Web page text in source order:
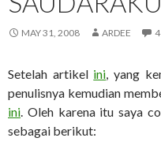
MAY 31, 2008 ARDEE
Setelah artikel ini, yang
penulisnya kemudian
ini. Oleh karena itu saya
sebagai berikut: